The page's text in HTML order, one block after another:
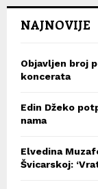
NAJNOVIJE
Objavljen broj
koncerata
Edin Džeko
nama
Elvedina
Švicarskoj: